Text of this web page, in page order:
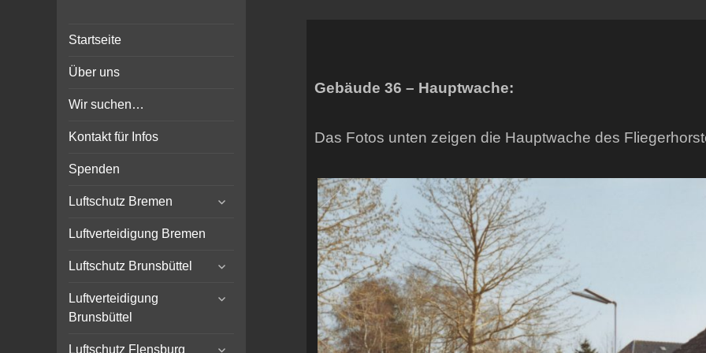
Bunker-Kiel.com
Wilhelmshaven Flensburg
Rendsburg Luftschutz Stollen
Startseite
Über uns
Wir suchen…
Kontakt für Infos
Spenden
Luftschutz Bremen
expand
Luftverteidigung Bremen
Luftschutz Brunsbüttel
expand
menu
Luftverteidigung
Brunsbüttel
expand
Luftschutz Flensburg expand
Gebäude 36 – Hauptwache:
Das Fotos unten zeigen die Hauptwache des